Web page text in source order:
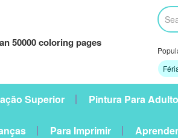
50000 coloring pages
Superior Pintura Para
Para Imprimir